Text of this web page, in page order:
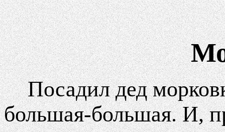
Посадил дед
большая-большая. И,